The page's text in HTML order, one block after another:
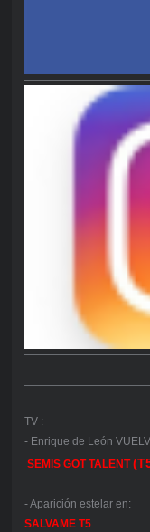
TV :
- Enrique de León
SEMIS GOT TALENT
- Aparición estelar en:
SALVAME T5